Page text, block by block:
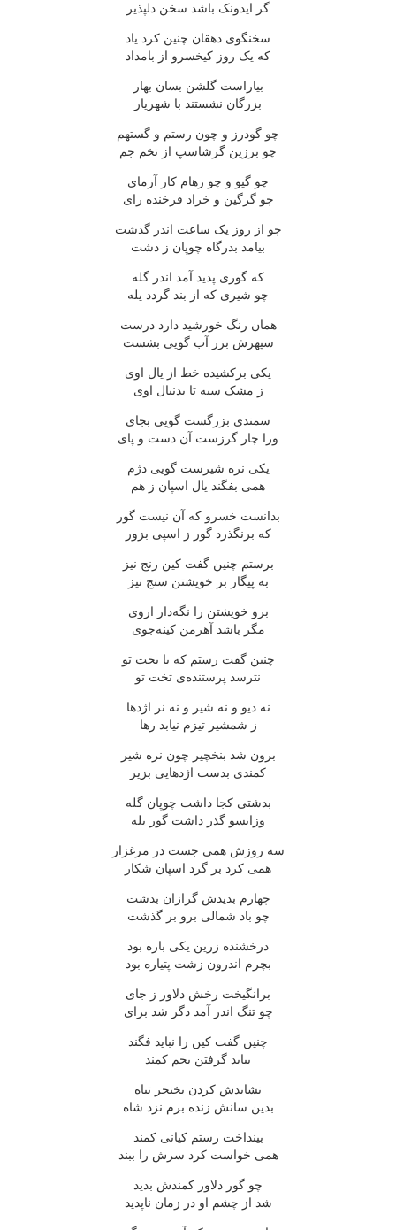
گر ایدونک باشد سخن دلپذیر
سخنگوی دهقان چنین کرد یاد
که یک روز کیخسرو از بامداد
بیاراست گلشن بسان بهار
بزرگان نشستند با شهریار
چو گودرز و چون رستم و گستهم
چو برزین گرشاسپ از تخم جم
چو گیو و چو رهام کار آزمای
چو گرگین و خراد فرخنده رای
چو از روز یک ساعت اندر گذشت
بیامد بدرگاه چوپان ز دشت
که گوری پدید آمد اندر گله
چو شیری که از بند گردد یله
همان رنگ خورشید دارد درست
سپهرش بزر آب گویی بشست
یکی برکشیده خط از یال اوی
ز مشک سیه تا بدنبال اوی
سمندی بزرگست گویی بجای
ورا چار گرزست آن دست و پای
یکی نره شیرست گویی دژم
همی بفگند یال اسپان ز هم
بدانست خسرو که آن نیست گور
که برنگذرد گور ز اسپی بزور
برستم چنین گفت کین رنج نیز
به پیگار بر خویشتن سنج نیز
برو خویشتن را نگه‌دار ازوی
مگر باشد آهرمن کینه‌جوی
چنین گفت رستم که با بخت تو
نترسد پرستنده‌ی تخت تو
نه دیو و نه شیر و نه نر اژدها
ز شمشیر تیزم نیابد رها
برون شد بنخچیر چون نره شیر
کمندی بدست اژدهایی بزیر
بدشتی کجا داشت چوپان گله
وزانسو گذر داشت گور یله
سه روزش همی جست در مرغزار
همی کرد بر گرد اسپان شکار
چهارم بدیدش گرازان بدشت
چو باد شمالی برو بر گذشت
درخشنده زرین یکی باره بود
بچرم اندرون زشت پتیاره بود
برانگیخت رخش دلاور ز جای
چو تنگ اندر آمد دگر شد برای
چنین گفت کین را نباید فگند
بباید گرفتن بخم کمند
نشایدش کردن بخنجر تباه
بدین سانش زنده برم نزد شاه
بینداخت رستم کیانی کمند
همی خواست کرد سرش را ببند
چو گور دلاور کمندش بدید
شد از چشم او در زمان ناپدید